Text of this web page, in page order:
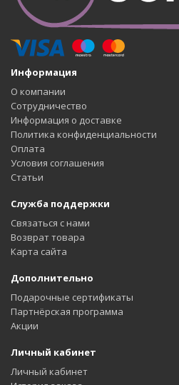
Информация
О компании
Сотрудничество
Информация о доставке
Политика конфиденциальности
Оплата
Условия соглашения
Статьи
Служба поддержки
Связаться с нами
Возврат товара
Карта сайта
Дополнительно
Подарочные сертификаты
Партнёрская программа
Акции
Личный кабинет
Личный кабинет